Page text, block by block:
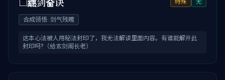
□繺剑奤诀
合成领悟: 剑气残魄
这本心法被人用秘法封印了，我无法解读里面内容。有谁能解开此
封印吗?（给玄剑阁长老）